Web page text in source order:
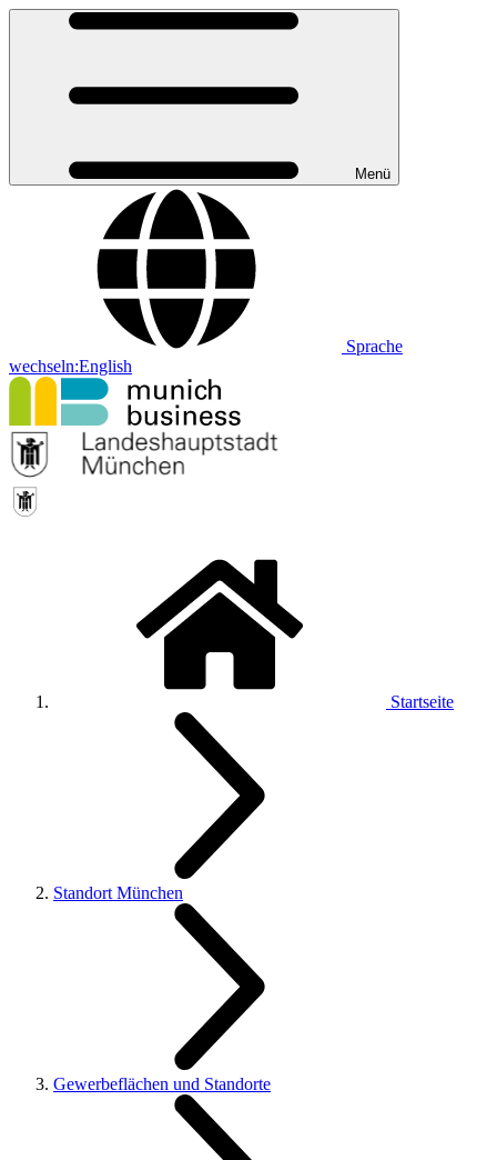
Menü
Sprache
wechseln:English
Startseite
Standort München
Gewerbeflächen und Standorte